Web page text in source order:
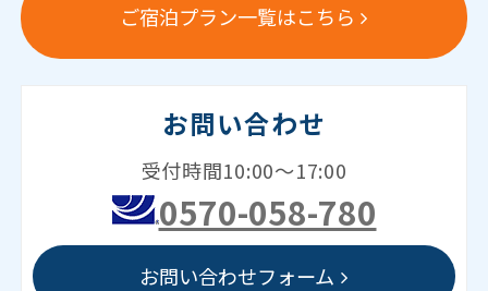
ご宿泊プラン一覧はこちら
お問い合わせ
受付時間10:00～17:00
0570-058-780
お問い合わせフォーム